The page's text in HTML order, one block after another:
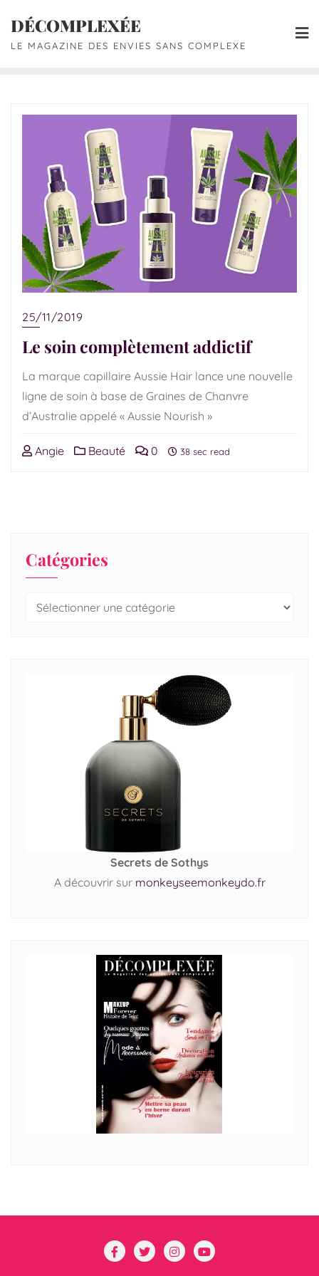
DÉCOMPLEXÉE
LE MAGAZINE DES ENVIES SANS COMPLEXE
25/11/2019
Le soin complètement addictif
La marque capillaire Aussie Hair lance une nouvelle
ligne de soin à base de Graines de Chanvre
d’Australie appelé « Aussie Nourish »
Angie Beauté 0 38 sec read
Catégories
Secrets de Sothys
A découvrir sur monkeyseemonkeydo.fr